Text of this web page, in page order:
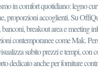
in comfort quotidiano: legno
proporzioni accoglienti. Su
breakout area e meeting
contemporanee come Mak.
subito prezzi e tempi, con
dedicato anche per forniture